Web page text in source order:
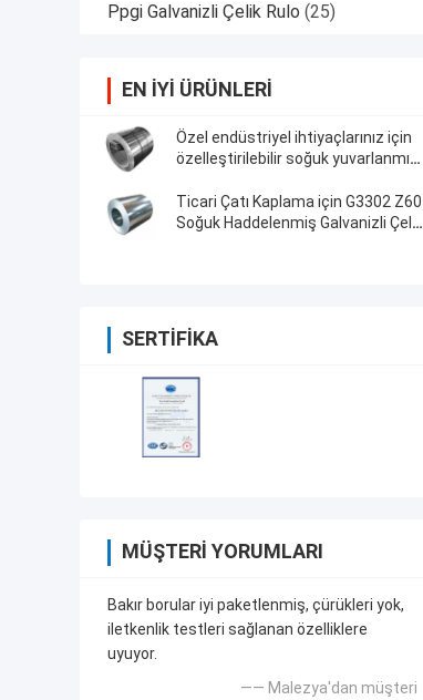
Ppgi Galvanizli Çelik Rulo (25)
EN IYI ÜRÜNLERI
Özel endüstriyel ihtiyaçlarınız için
özelleştirilebilir soğuk yuvarlanmış
Ticari Çatı Kaplama için G3302 Z60
Soğuk Haddelenmiş Galvanizli Çelik
SERTIFIKA
MÜŞTERI YORUMLARI
Bakır borular iyi paketlenmiş, çürükleri yok,
iletkenlik testleri sağlanan özelliklere
uyuyor.
—— Malezya'dan müşteri